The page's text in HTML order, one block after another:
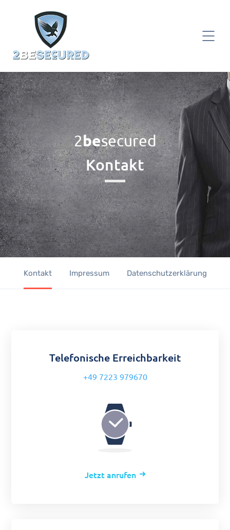
2besecured
Kontakt
Kontakt Impressum Datenschutzerklärung
Telefonische Erreichbarkeit
+49 7223 979670
Jetzt anrufen